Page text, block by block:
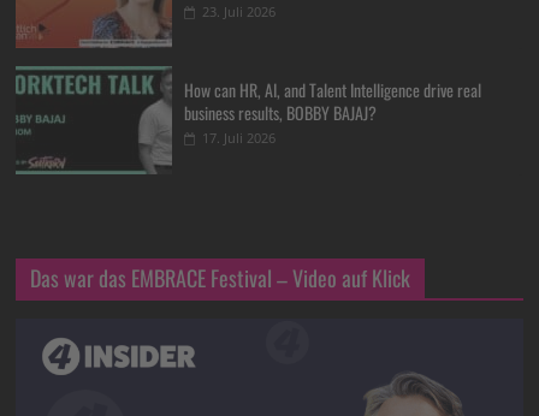
23. Juli 2026
How can HR, AI, and Talent Intelligence drive real
business results, BOBBY BAJAJ?
17. Juli 2026
Das war das EMBRACE Festival – Video auf Klick